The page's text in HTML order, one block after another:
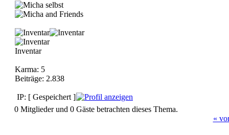
Inventar
Karma: 5
Beiträge: 2.838
IP: [ Gespeichert ]
0 Mitglieder und 0 Gäste betrachten dieses Thema.
«